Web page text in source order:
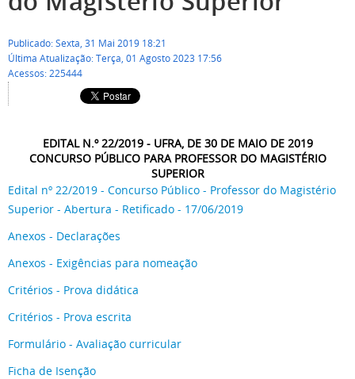
Publicado: Sexta, 31 Mai 2019 18:21
Última Atualização: Terça, 01 Agosto 2023 17:56
Acessos: 225444
EDITAL N.º 22/2019 - UFRA, DE 30 DE MAIO DE 2019
CONCURSO PÚBLICO PARA PROFESSOR DO MAGISTÉRIO
SUPERIOR
Edital nº 22/2019 - Concurso Público - Professor do Magistério
Superior - Abertura - Retificado - 17/06/2019
Anexos - Declarações
Anexos - Exigências para nomeação
Critérios - Prova didática
Critérios - Prova escrita
Formulário - Avaliação curricular
Ficha de Isenção